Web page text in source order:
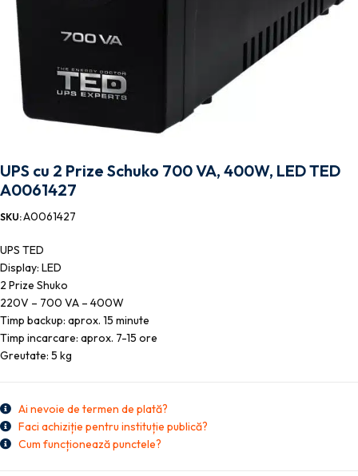
UPS cu 2 Prize Schuko 700 VA, 400W, LED TED
A0061427
SKU:A0061427
UPS TED
Display: LED
2 Prize Shuko
220V – 700 VA – 400W
Timp backup: aprox. 15 minute
Timp incarcare: aprox. 7-15 ore
Greutate: 5 kg
Ai nevoie de termen de plată?
Faci achiziție pentru instituție publică?
Cum funcționează punctele?